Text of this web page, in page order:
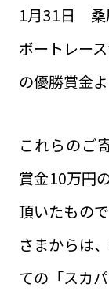
1月31日
ボートレー
の優勝賞金
これらのご
賞金10万円
頂いたもの
さまからは
ての「スカ